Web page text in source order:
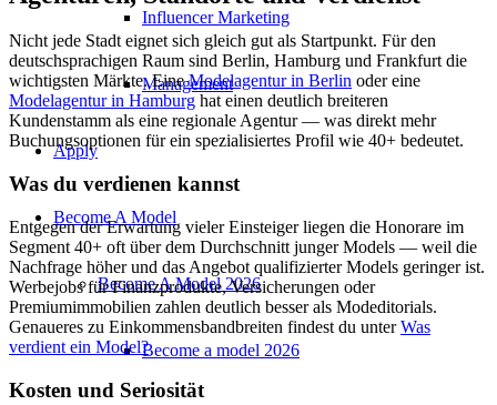
Influencer Marketing
Management
Apply
Become A Model
Become A Model 2026
Become a model 2026
Nicht jede Stadt eignet sich gleich gut als Startpunkt. Für den
deutschsprachigen Raum sind Berlin, Hamburg und Frankfurt die
wichtigsten Märkte. EineModelagentur in Berlin oder eine
Modelagentur in Hamburg hat einen deutlich breiteren
Kundenstamm als eine regionale Agentur — was direkt mehr
Buchungsoptionen für ein spezialisiertes Profil wie 40+ bedeutet.
Was du verdienen kannst
Entgegen der Erwartung vieler Einsteiger liegen die Honorare im
Segment 40+ oft über dem Durchschnitt junger Models — weil die
Nachfrage höher und das Angebot qualifizierter Models geringer ist.
Werbejobs für Finanzprodukte, Versicherungen oder
Premiumimmobilien zahlen deutlich besser als Modeditorials.
Genaueres zu Einkommensbandbreiten findest du unterWas
verdient ein Model?
Kosten und Seriosität